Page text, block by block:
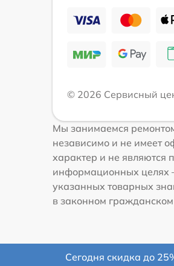
© 2026 Сервисный
Мы занимаемся
независимо и не имеет
характер и не являются
информационных целях
указанных товарных
в законном гражданском
Сегодня скидка до